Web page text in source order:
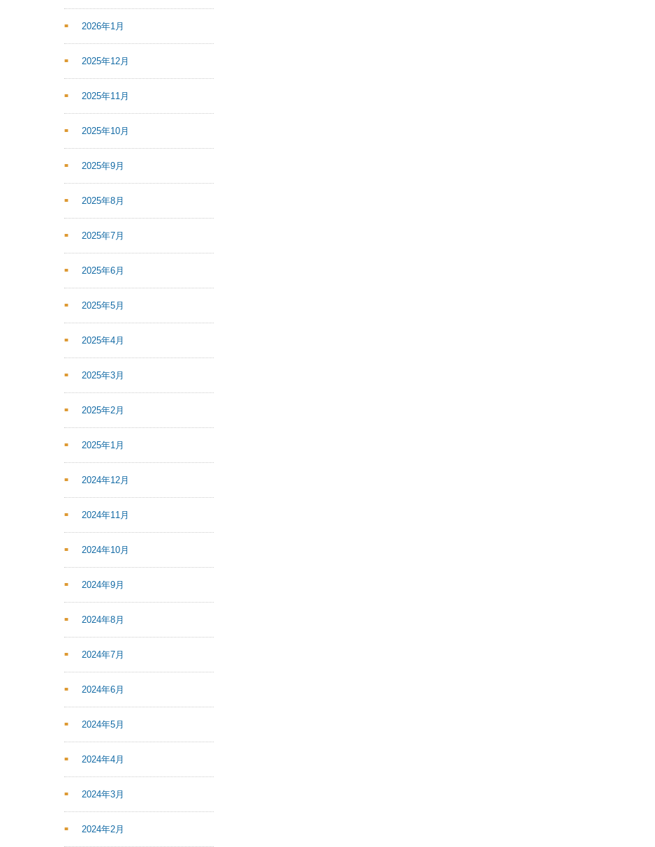
2026年1月
2025年12月
2025年11月
2025年10月
2025年9月
2025年8月
2025年7月
2025年6月
2025年5月
2025年4月
2025年3月
2025年2月
2025年1月
2024年12月
2024年11月
2024年10月
2024年9月
2024年8月
2024年7月
2024年6月
2024年5月
2024年4月
2024年3月
2024年2月